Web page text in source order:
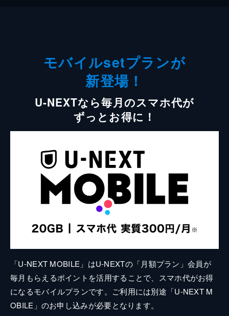
モバイルsetプランが
新登場！
U-NEXTなら毎月のスマホ代が
ずっとお得に！
「U-NEXT MOBILE」はU-NEXTの「月額プラン」会員が
毎月もらえるポイントを活用することで、スマホ代がお得
になるモバイルプランです。ご利用には別途「U-NEXT M
OBILE」のお申し込みが必要となります。